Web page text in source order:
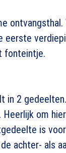
eerste
fonteintje.
in 2
om
is
achter- als